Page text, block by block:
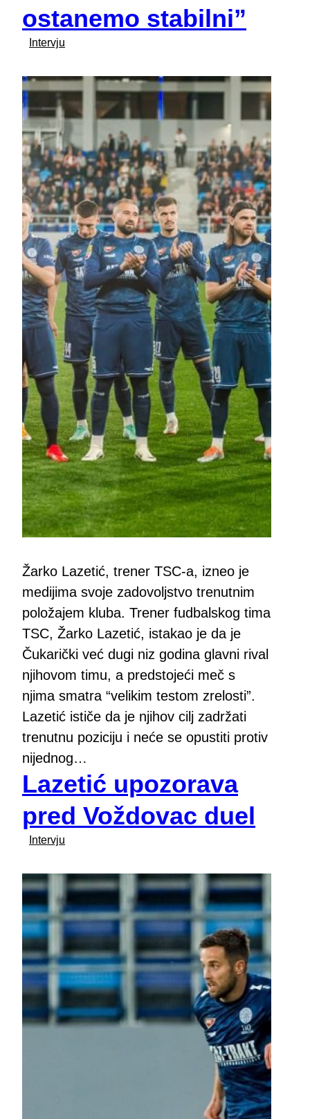
ostanemo stabilni”
Intervju
Žarko Lazetić, trener TSC-a, izneo je
medijima svoje zadovoljstvo trenutnim
položajem kluba. Trener fudbalskog tima
TSC, Žarko Lazetić, istakao je da je
Čukarički već dugi niz godina glavni rival
njihovom timu, a predstojeći meč s
njima smatra “velikim testom zrelosti”.
Lazetić ističe da je njihov cilj zadržati
trenutnu poziciju i neće se opustiti protiv
nijednog…
Lazetić upozorava
pred Voždovac duel
Intervju